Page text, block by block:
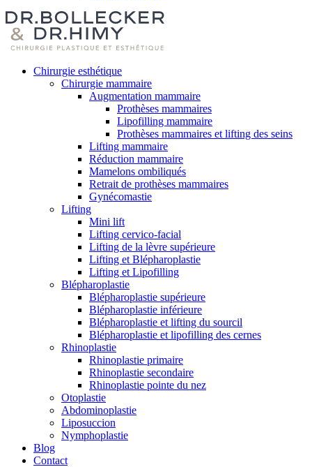
Chirurgie esthétique
Chirurgie mammaire
Augmentation mammaire
Prothèses mammaires
Lipofilling mammaire
Prothèses mammaires et lifting des seins
Lifting mammaire
Réduction mammaire
Mamelons ombiliqués
Retrait de prothèses mammaires
Gynécomastie
Lifting
Mini lift
Lifting cervico-facial
Lifting de la lèvre supérieure
Lifting et Blépharoplastie
Lifting et Lipofilling
Blépharoplastie
Blépharoplastie supérieure
Blépharoplastie inférieure
Blépharoplastie et lifting du sourcil
Blépharoplastie et lipofilling des cernes
Rhinoplastie
Rhinoplastie primaire
Rhinoplastie secondaire
Rhinoplastie pointe du nez
Otoplastie
Abdominoplastie
Liposuccion
Nymphoplastie
Blog
Contact